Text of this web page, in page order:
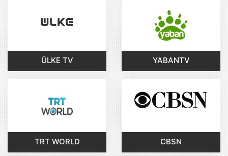
ÜLKE TV YABANTV
TRT WORLD CBSN